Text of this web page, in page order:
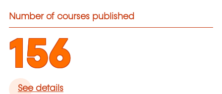
Number of courses published
156
See details